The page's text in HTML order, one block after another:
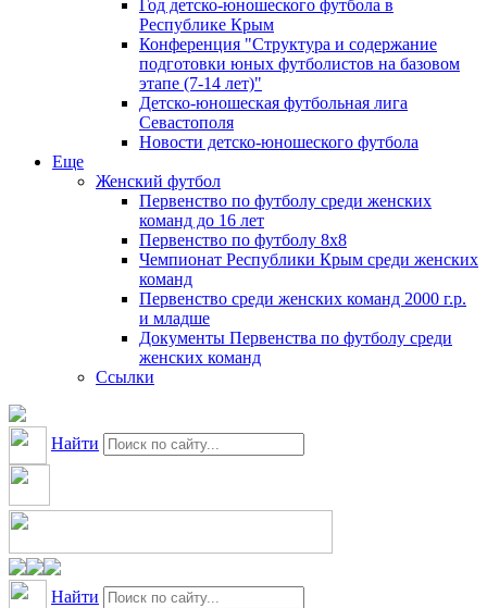
Год детско-юношеского футбола в
Республике Крым
Конференция "Структура и содержание
подготовки юных футболистов на базовом
этапе (7-14 лет)"
Детско-юношеская футбольная лига
Севастополя
Новости детско-юношеского футбола
Еще
Женский футбол
Первенство по футболу среди женских
команд до 16 лет
Первенство по футболу 8х8
Чемпионат Республики Крым среди женских
команд
Первенство среди женских команд 2000 г.р.
и младше
Документы Первенства по футболу среди
женских команд
Ссылки
Найти
Найти